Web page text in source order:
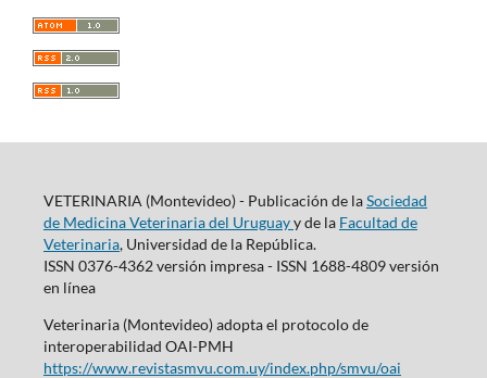
VETERINARIA (Montevideo) - Publicación de laSociedad
de Medicina Veterinaria del Uruguayy de la Facultad de
Veterinaria, Universidad de la República.
ISSN 0376-4362 versión impresa - ISSN 1688-4809 versión
en línea
Veterinaria (Montevideo) adopta el protocolo de
interoperabilidad OAI-PMH
https://www.revistasmvu.com.uy/index.php/smvu/oai